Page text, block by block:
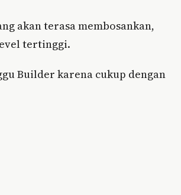
akan terasa membosankan,
tertinggi.
Builder karena cukup dengan